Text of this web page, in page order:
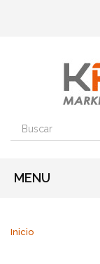
MENU
Inicio